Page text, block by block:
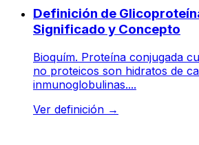
Definición de
Significado y Concepto
Bioquím. Proteína conjugada
no proteicos son hidratos de
inmunoglobulinas....
Ver definición →